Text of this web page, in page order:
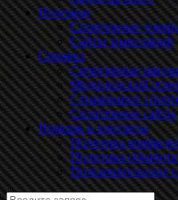
Полезное
Спортивные
Сайты трансляций
Справка
Спортивные
Медицинский
Страхование
Спортивные сайты
Помощь и контакты
Политика
Политика
Пользовательское